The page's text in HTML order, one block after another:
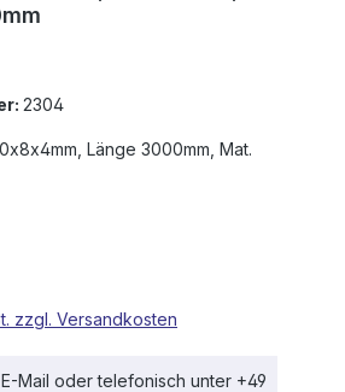
2304
Länge 3000mm, Mat.
zzgl. Versandkosten
Mail oder telefonisch unter +49